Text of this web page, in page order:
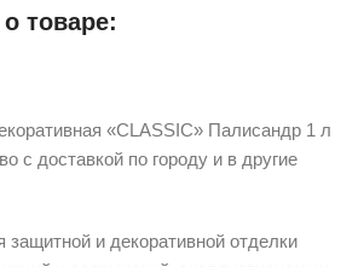
товаре:
«CLASSIC» Палисандр 1 л
с доставкой по городу и в другие
защитной и декоративной отделки